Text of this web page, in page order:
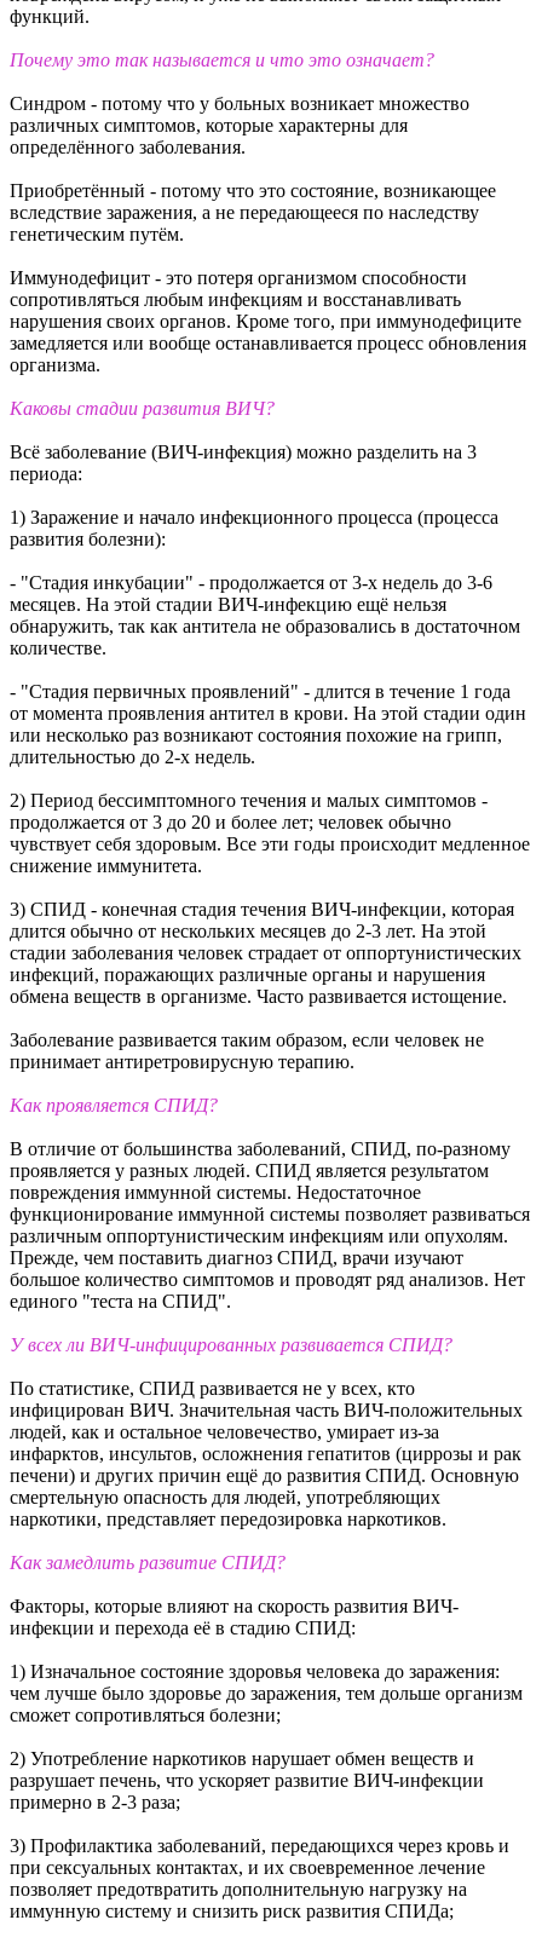
функций.
Почему это так называется и что это означает?
Синдром - потому что у больных возникает множество
различных симптомов, которые характерны для
определённого заболевания.
Приобретённый - потому что это состояние, возникающее
вследствие заражения, а не передающееся по наследству
генетическим путём.
Иммунодефицит - это потеря организмом способности
сопротивляться любым инфекциям и восстанавливать
нарушения своих органов. Кроме того, при иммунодефиците
замедляется или вообще останавливается процесс обновления
организма.
Каковы стадии развития ВИЧ?
Всё заболевание (ВИЧ-инфекция) можно разделить на 3
периода:
1) Заражение и начало инфекционного процесса (процесса
развития болезни):
- "Стадия инкубации" - продолжается от 3-х недель до 3-6
месяцев. На этой стадии ВИЧ-инфекцию ещё нельзя
обнаружить, так как антитела не образовались в достаточном
количестве.
- "Стадия первичных проявлений" - длится в течение 1 года
от момента проявления антител в крови. На этой стадии один
или несколько раз возникают состояния похожие на грипп,
длительностью до 2-х недель.
2) Период бессимптомного течения и малых симптомов -
продолжается от 3 до 20 и более лет; человек обычно
чувствует себя здоровым. Все эти годы происходит медленное
снижение иммунитета.
3) СПИД - конечная стадия течения ВИЧ-инфекции, которая
длится обычно от нескольких месяцев до 2-3 лет. На этой
стадии заболевания человек страдает от оппортунистических
инфекций, поражающих различные органы и нарушения
обмена веществ в организме. Часто развивается истощение.
Заболевание развивается таким образом, если человек не
принимает антиретровирусную терапию.
Как проявляется СПИД?
В отличие от большинства заболеваний, СПИД, по-разному
проявляется у разных людей. СПИД является результатом
повреждения иммунной системы. Недостаточное
функционирование иммунной системы позволяет развиваться
различным оппортунистическим инфекциям или опухолям.
Прежде, чем поставить диагноз СПИД, врачи изучают
большое количество симптомов и проводят ряд анализов. Нет
единого "теста на СПИД".
У всех ли ВИЧ-инфицированных развивается СПИД?
По статистике, СПИД развивается не у всех, кто
инфицирован ВИЧ. Значительная часть ВИЧ-положительных
людей, как и остальное человечество, умирает из-за
инфарктов, инсультов, осложнения гепатитов (циррозы и рак
печени) и других причин ещё до развития СПИД. Основную
смертельную опасность для людей, употребляющих
наркотики, представляет передозировка наркотиков.
Как замедлить развитие СПИД?
Факторы, которые влияют на скорость развития ВИЧ-
инфекции и перехода её в стадию СПИД:
1) Изначальное состояние здоровья человека до заражения:
чем лучше было здоровье до заражения, тем дольше организм
сможет сопротивляться болезни;
2) Употребление наркотиков нарушает обмен веществ и
разрушает печень, что ускоряет развитие ВИЧ-инфекции
примерно в 2-3 раза;
3) Профилактика заболеваний, передающихся через кровь и
при сексуальных контактах, и их своевременное лечение
позволяет предотвратить дополнительную нагрузку на
иммунную систему и снизить риск развития СПИДа;